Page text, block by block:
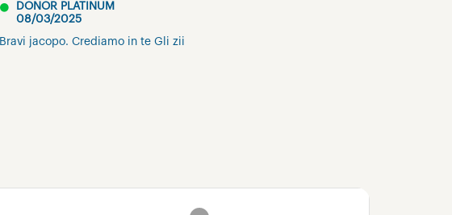
DONOR PLATINUM
08/03/2025
Bravi jacopo. Crediamo in te Gli zii